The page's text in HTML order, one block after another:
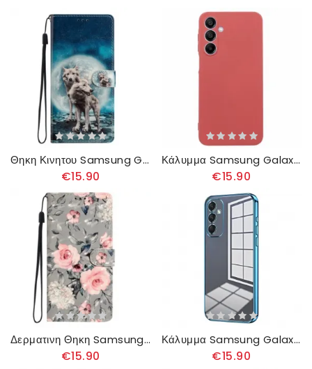
Θηκη Κινητου Samsung Galaxy A16 5g Θήκες Κινητών Λύκοι
€15.90
Κάλυμμα Samsung Galaxy A16 5g Σιλικόνη
€15.90
Δερματινη Θηκη Samsung Galaxy A16 5g Μοτίβο Με Ροζ Λουλούδια
€15.90
Κάλυμμα Samsung Galaxy A16 5g Ακμές Μεταλλικού Στυλ Σιλικόνης
€15.90